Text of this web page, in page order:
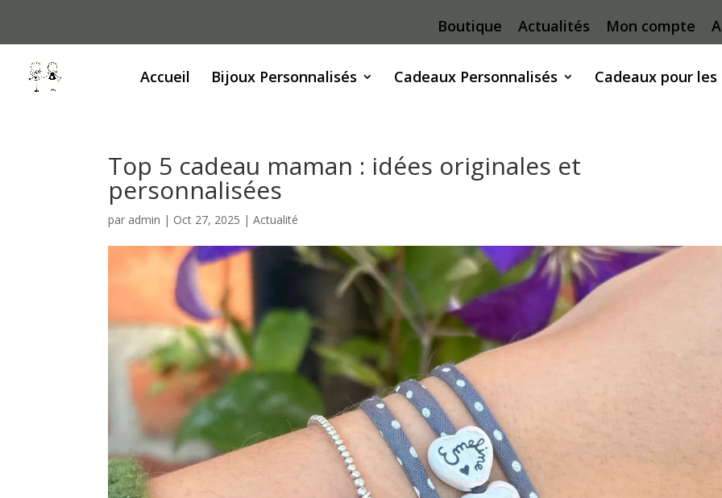
Boutique Actualités Mon compte
Accueil Bijoux Personnalisés Cadeaux Personnalisés Cadeaux pour les
Top 5 cadeau maman : idées originales et
personnalisées
par admin | Oct 27, 2025 |Actualité